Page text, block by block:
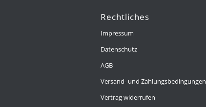
Rechtliches
Impressum
Datenschutz
AGB
Versand- und Zahlungsbedingungen
Vertrag widerrufen